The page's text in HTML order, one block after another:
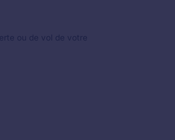
ou de vol de votre